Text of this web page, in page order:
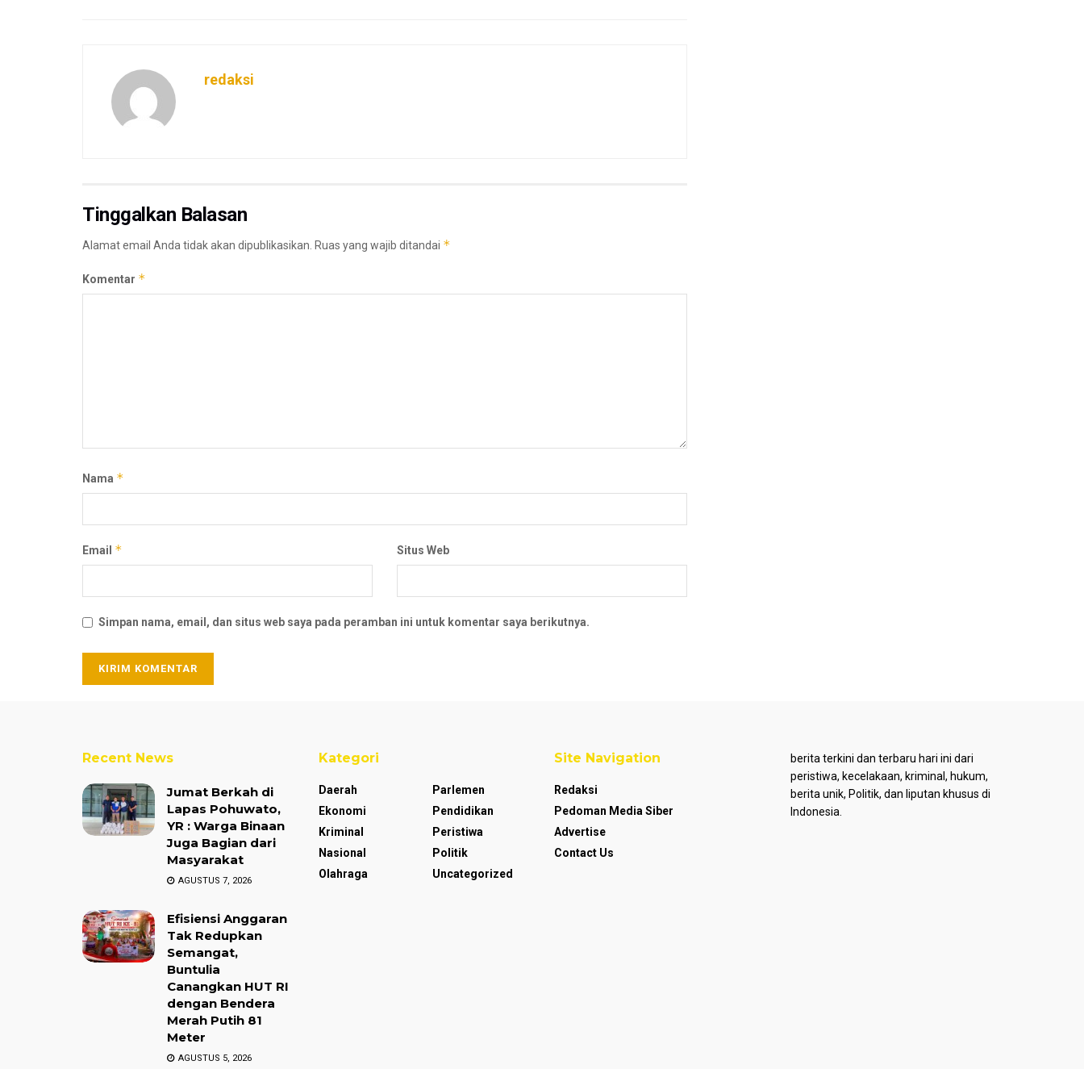
redaksi
Tinggalkan Balasan
Alamat email Anda tidak akan dipublikasikan. Ruas yang wajib ditandai *
Komentar *
Nama *
Email * Situs Web
Simpan nama, email, dan situs web saya pada peramban ini untuk komentar saya berikutnya.
Recent News
Jumat Berkah di
Lapas Pohuwato,
YR : Warga Binaan
Juga Bagian dari
Masyarakat
AGUSTUS 7, 2026
Efisiensi Anggaran
Tak Redupkan
Semangat,
Buntulia
Canangkan HUT RI
dengan Bendera
Merah Putih 81
Meter
AGUSTUS 5, 2026
Kategori
Daerah
Ekonomi
Kriminal
Nasional
Olahraga
Parlemen
Pendidikan
Peristiwa
Politik
Uncategorized
Site Navigation
Redaksi
Pedoman Media Siber
Advertise
Contact Us
berita terkini dan terbaru hari ini dari
peristiwa, kecelakaan, kriminal, hukum,
berita unik, Politik, dan liputan khusus di
Indonesia.